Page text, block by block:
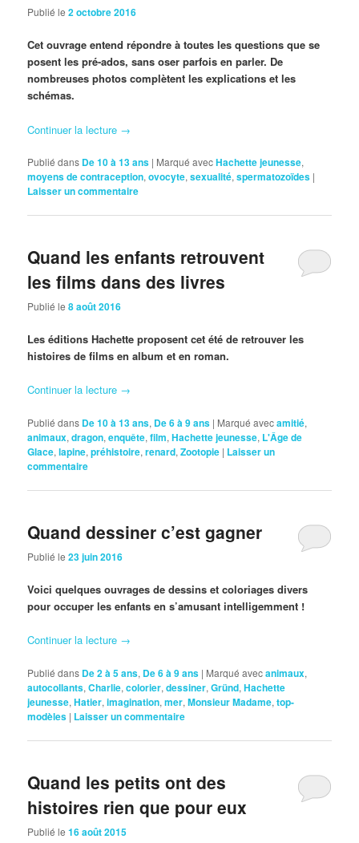
Publié le2 octobre 2016
Cet ouvrage entend répondre à toutes les questions que se
posent les pré-ados, sans oser parfois en parler. De
nombreuses photos complètent les explications et les
schémas.
Continuer la lecture →
Publié dans De 10 à 13 ans | Marqué avecHachette jeunesse,
moyens de contraception,ovocyte,sexualité,spermatozoïdes |
Laisser un commentaire
Quand les enfants retrouvent
les films dans des livres
Publié le8 août 2016
Les éditions Hachette proposent cet été de retrouver les
histoires de films en album et en roman.
Continuer la lecture →
Publié dans De 10 à 13 ans, De 6 à 9 ans | Marqué avecamitié,
animaux,dragon,enquête,film,Hachette jeunesse, L'Âge de
Glace,lapine,préhistoire,renard,Zootopie | Laisser un
commentaire
Quand dessiner c’est gagner
Publié le23 juin 2016
Voici quelques ouvrages de dessins et coloriages divers
pour occuper les enfants en s’amusant intelligemment !
Continuer la lecture →
Publié dans De 2 à 5 ans, De 6 à 9 ans | Marqué avecanimaux,
autocollants,Charlie,colorier,dessiner,Gründ,Hachette
jeunesse,Hatier,imagination,mer,Monsieur Madame,top-
modèles | Laisser un commentaire
Quand les petits ont des
histoires rien que pour eux
Publié le16 août 2015